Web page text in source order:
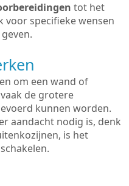
tot het
voor specifieke wensen
om een wand of
de grotere
kunnen worden.
aandacht nodig is, denk
is het